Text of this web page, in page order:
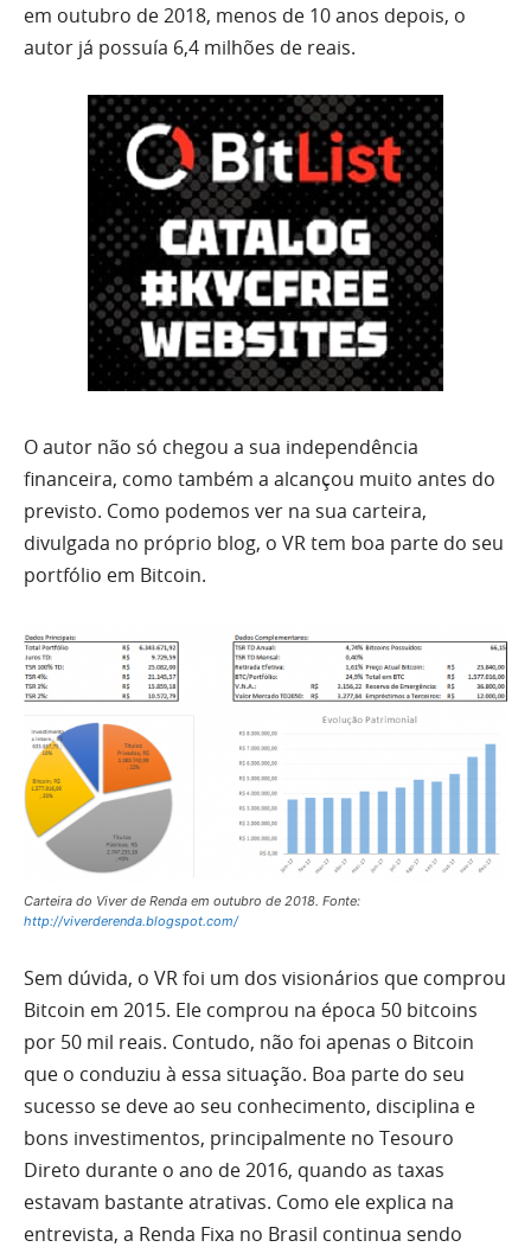
em outubro de 2018, menos de 10 anos depois, o
autor já possuía 6,4 milhões de reais.
O autor não só chegou a sua independência
financeira, como também a alcançou muito antes do
previsto. Como podemos ver na sua carteira,
divulgada no próprio blog, o VR tem boa parte do seu
portfólio em Bitcoin.
Carteira do Viver de Renda em outubro de 2018. Fonte:
http://viverderenda.blogspot.com/
Sem dúvida, o VR foi um dos visionários que comprou
Bitcoin em 2015. Ele comprou na época 50 bitcoins
por 50 mil reais. Contudo, não foi apenas o Bitcoin
que o conduziu à essa situação. Boa parte do seu
sucesso se deve ao seu conhecimento, disciplina e
bons investimentos, principalmente no Tesouro
Direto durante o ano de 2016, quando as taxas
estavam bastante atrativas. Como ele explica na
entrevista, a Renda Fixa no Brasil continua sendo